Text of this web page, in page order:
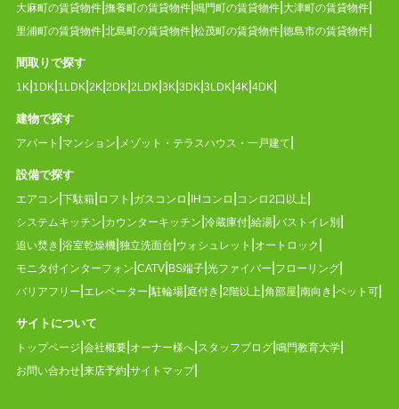
大麻町の賃貸物件 撫養町の賃貸物件 鳴門町の賃貸物件 大津町の賃貸物件
里浦町の賃貸物件 北島町の賃貸物件 松茂町の賃貸物件 徳島市の賃貸物件
間取りで探す
1K 1DK 1LDK 2K 2DK 2LDK 3K 3DK 3LDK 4K 4DK
建物で探す
アパート マンション メゾット・テラスハウス・一戸建て
設備で探す
エアコン 下駄箱 ロフト ガスコンロ IHコンロ コンロ2口以上
システムキッチン カウンターキッチン 冷蔵庫付 給湯 バストイレ別
追い焚き 浴室乾燥機 独立洗面台 ウォシュレット オートロック
モニタ付インターフォン CATV BS端子 光ファイバー フローリング
バリアフリー エレベーター 駐輪場 庭付き 2階以上 角部屋 南向き ペット可
サイトについて
トップページ 会社概要 オーナー様へ スタッフブログ 鳴門教育大学
お問い合わせ 来店予約 サイトマップ